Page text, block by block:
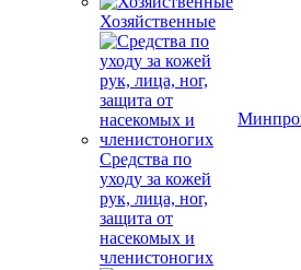
Хозяйственные
Средства по
уходу за кожей
рук, лица, ног,
защита от
насекомых и
членистоногих